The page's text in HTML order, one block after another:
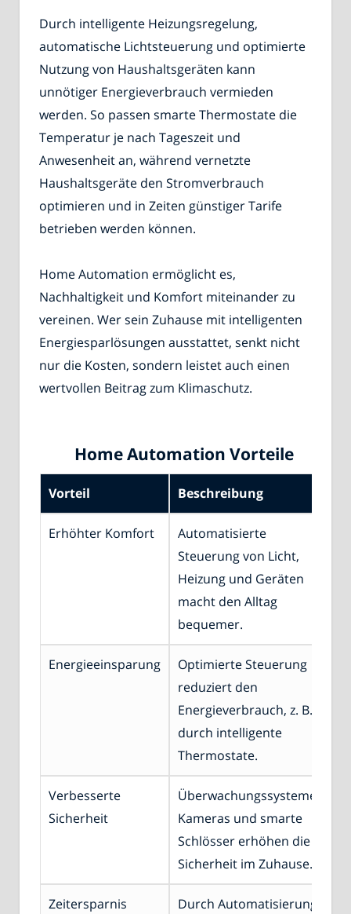
Durch intelligente Heizungsregelung,
automatische Lichtsteuerung und optimierte
Nutzung von Haushaltsgeräten kann
unnötiger Energieverbrauch vermieden
werden. So passen smarte Thermostate die
Temperatur je nach Tageszeit und
Anwesenheit an, während vernetzte
Haushaltsgeräte den Stromverbrauch
optimieren und in Zeiten günstiger Tarife
betrieben werden können.
Home Automation ermöglicht es,
Nachhaltigkeit und Komfort miteinander zu
vereinen. Wer sein Zuhause mit intelligenten
Energiesparlösungen ausstattet, senkt nicht
nur die Kosten, sondern leistet auch einen
wertvollen Beitrag zum Klimaschutz.
Home Automation Vorteile
Vorteil Beschreibung
Erhöhter Komfort
Automatisierte
Steuerung von Licht,
Heizung und Geräten
macht den Alltag
bequemer.
Energieeinsparung
Optimierte Steuerung
reduziert den
Energieverbrauch, z. B.
durch intelligente
Thermostate.
Verbesserte
Sicherheit
Überwachungssysteme,
Kameras und smarte
Schlösser erhöhen die
Sicherheit im Zuhause.
Zeitersparnis
Durch Automatisierung